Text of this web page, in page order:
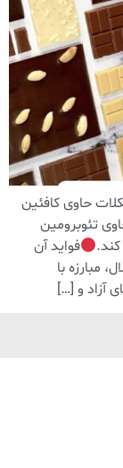
حاوی کافئین
تئوبرومین
فواید آن
مبارزه با
آزاد و […]